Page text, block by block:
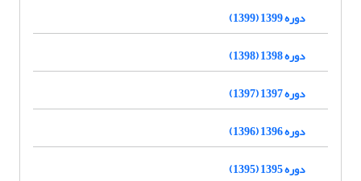
دوره 1399 (1399)
دوره 1398 (1398)
دوره 1397 (1397)
دوره 1396 (1396)
دوره 1395 (1395)